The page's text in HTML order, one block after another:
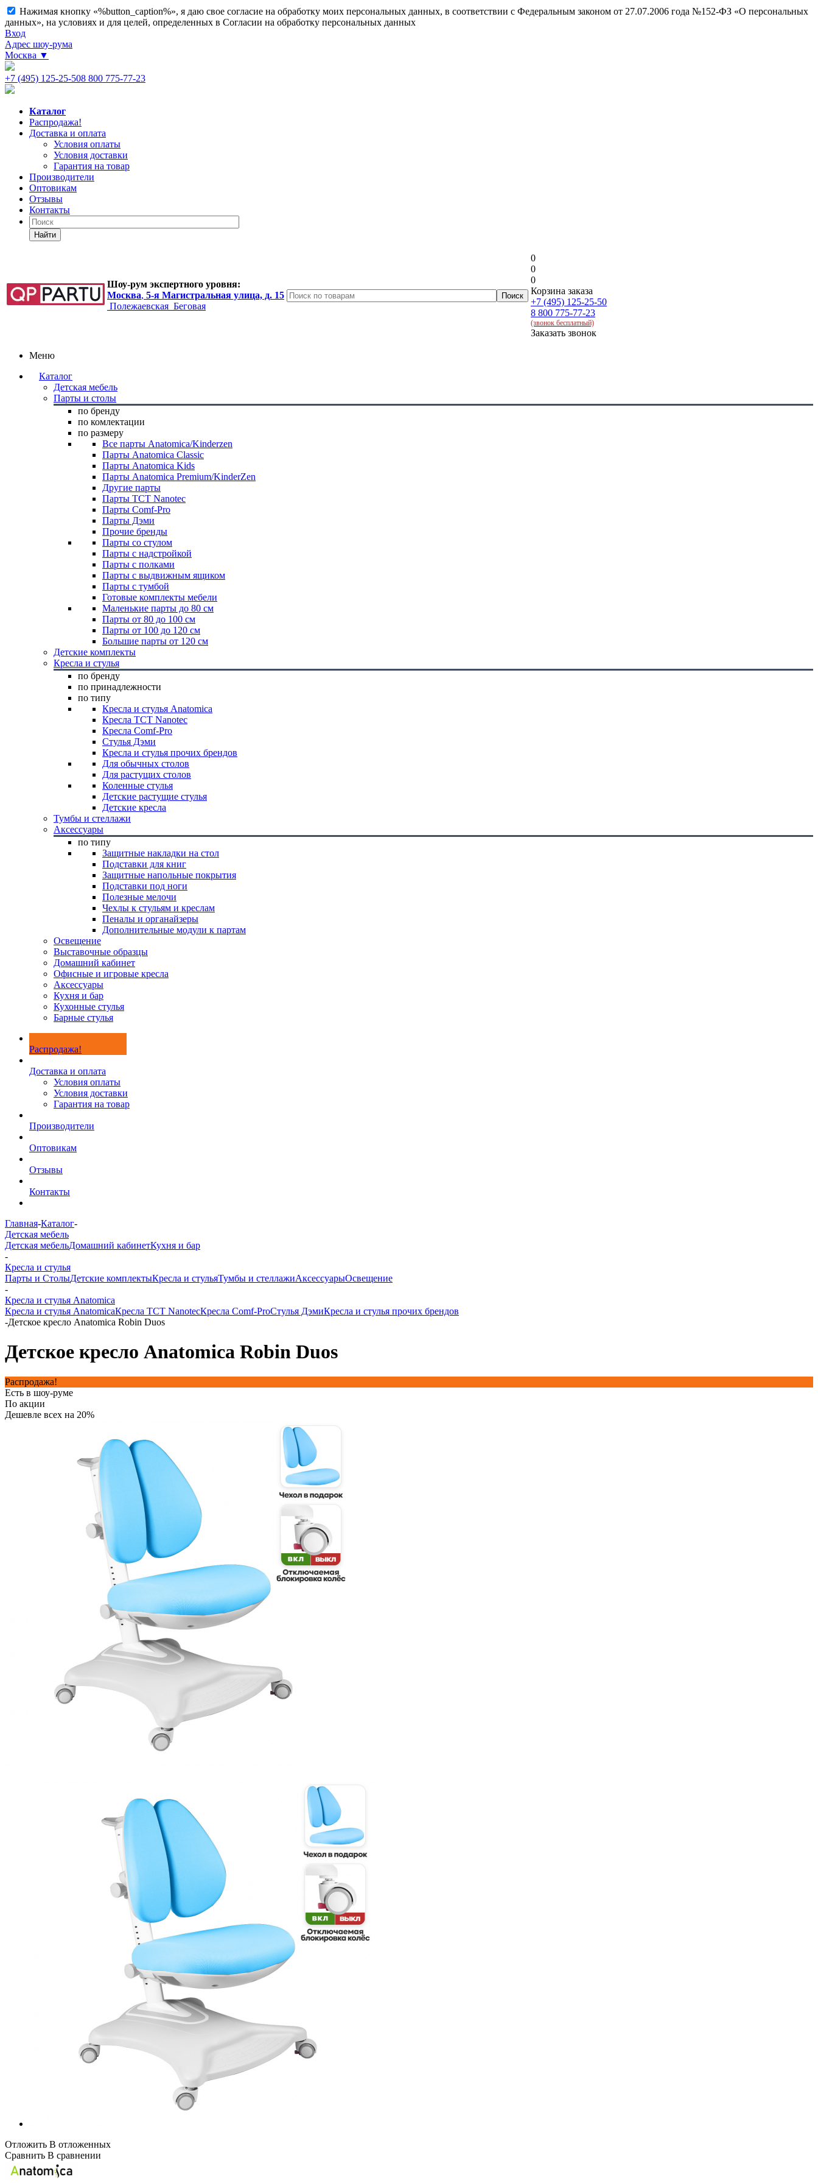
Нажимая кнопку «%button_caption%», я даю свое согласие на обработку моих персональных данных, в соответствии с Федеральным законом от 27.07.2006 года №152-ФЗ «О персональных
данных», на условиях и для целей, определенных в Согласии на обработку персональных данных
Вход
Адрес шоу-рума
Москва ▼
+7 (495) 125-25-508 800 775-77-23
Каталог
Распродажа!
Доставка и оплата
Условия оплаты
Условия доставки
Гарантия на товар
Производители
Оптовикам
Отзывы
Контакты
Найти
Шоу-рум экспертного уровня:
Москва, 5-я Магистральная улица, д. 15
Полежаевская Беговая
0
0
0
Корзина заказа
+7 (495) 125-25-50
8 800 775-77-23
(звонок бесплатный)
Заказать звонок
Меню
Каталог
Детская мебель
Парты и столы
по бренду
по комлектации
по размеру
Все парты Anatomica/Kinderzen
Парты Anatomica Classic
Парты Anatomica Kids
Парты Anatomica Premium/KinderZen
Другие парты
Парты TCT Nanotec
Парты Comf-Pro
Парты Дэми
Прочие бренды
Парты со стулом
Парты с надстройкой
Парты с полками
Парты с выдвижным ящиком
Парты с тумбой
Готовые комплекты мебели
Маленькие парты до 80 см
Парты от 80 до 100 см
Парты от 100 до 120 см
Большие парты от 120 см
Детские комплекты
Кресла и стулья
по бренду
по принадлежности
по типу
Кресла и стулья Anatomica
Кресла TCT Nanotec
Кресла Comf-Pro
Стулья Дэми
Кресла и стулья прочих брендов
Для обычных столов
Для растущих столов
Коленные стулья
Детские растущие стулья
Детские кресла
Тумбы и стеллажи
Аксессуары
по типу
Защитные накладки на стол
Подставки для книг
Защитные напольные покрытия
Подставки под ноги
Полезные мелочи
Чехлы к стульям и креслам
Пеналы и органайзеры
Дополнительные модули к партам
Освещение
Выставочные образцы
Домашний кабинет
Офисные и игровые кресла
Аксессуары
Кухня и бар
Кухонные стулья
Барные стулья
Распродажа!
Доставка и оплата
Условия оплаты
Условия доставки
Гарантия на товар
Производители
Оптовикам
Отзывы
Контакты
Главная-Каталог-
Детская мебель
Детская мебельДомашний кабинетКухня и бар
-
Кресла и стулья
Парты и СтолыДетские комплектыКресла и стульяТумбы и стеллажиАксессуарыОсвещение
-
Кресла и стулья Anatomica
Кресла и стулья AnatomicaКресла TCT NanotecКресла Comf-ProСтулья ДэмиКресла и стулья прочих брендов
-Детское кресло Anatomica Robin Duos
Детское кресло Anatomica Robin Duos
Распродажа!
Есть в шоу-руме
По акции
Дешевле всех на 20%
Отложить В отложенных
Сравнить В сравнении